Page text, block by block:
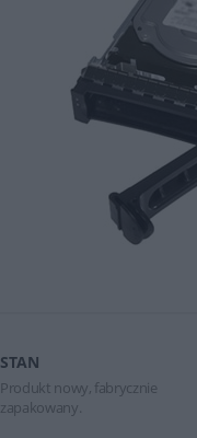
STAN
Produkt nowy, fabrycznie
zapakowany.